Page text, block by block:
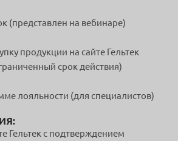
(представлен на вебинаре)
продукции на сайте Гельтек
срок действия)
лояльности (для специалистов)
Гельтек с подтверждением